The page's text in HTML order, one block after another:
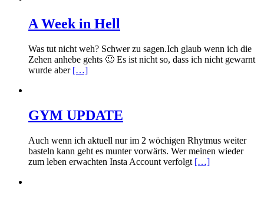
A Week in Hell
Was tut nicht weh? Schwer zu sagen.Ich glaub wenn ich die
Zehen anhebe gehts 🙂 Es ist nicht so, dass ich nicht gewarnt
wurde aber […]
GYM UPDATE
Auch wenn ich aktuell nur im 2 wöchigen Rhytmus weiter
basteln kann geht es munter vorwärts. Wer meinen wieder
zum leben erwachten Insta Account verfolgt […]